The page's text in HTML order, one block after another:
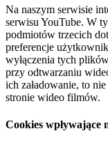
Na naszym serwisie
serwisu YouTube. W
podmiotów trzecich
preferencje
wyłączenia tych
przy odtwarzaniu
ich załadowanie, to
stronie wideo filmów.
Cookies wpływające